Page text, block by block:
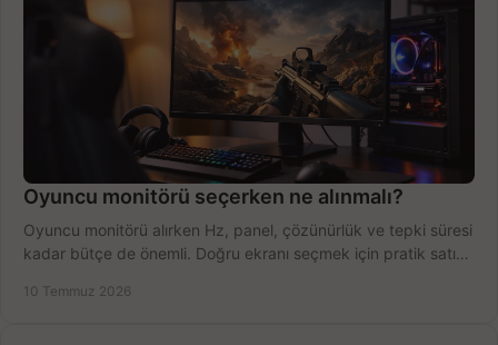
Oyuncu monitörü seçerken ne alınmalı?
Oyuncu monitörü alırken Hz, panel, çözünürlük ve tepki süresi
kadar bütçe de önemli. Doğru ekranı seçmek için pratik satın
10 Temmuz 2026